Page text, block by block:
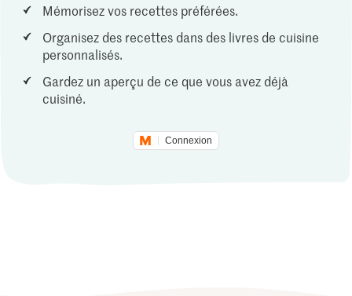
Mémorisez vos recettes préférées.
Organisez des recettes dans des livres de cuisine
personnalisés.
Gardez un aperçu de ce que vous avez déjà
cuisiné.
Connexion